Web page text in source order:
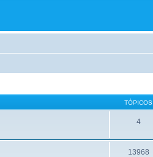
TÓPICOS
4
13968